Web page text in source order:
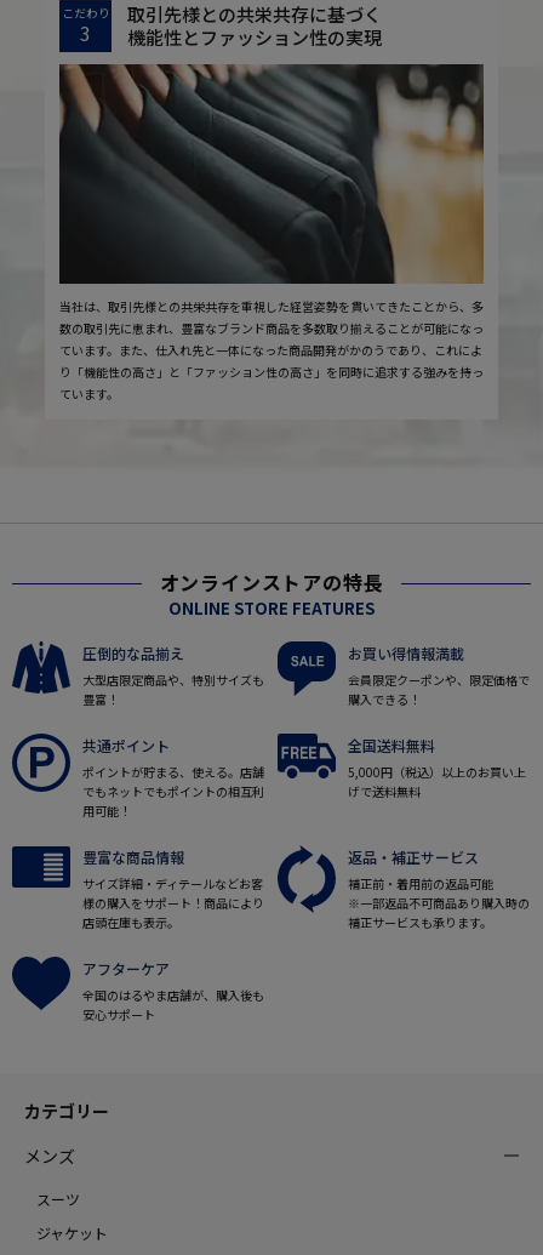
こだわり
3
取引先様との共栄共存に基づく
機能性とファッション性の実現
当社は、取引先様との共栄共存を重視した経営姿勢を貫いてきたことから、多
数の取引先に恵まれ、豊富なブランド商品を多数取り揃えることが可能になっ
ています。また、仕入れ先と一体になった商品開発がかのうであり、これによ
り「機能性の高さ」と「ファッション性の高さ」を同時に追求する強みを持っ
ています。
オンラインストアの特長
ONLINE STORE FEATURES
圧倒的な品揃え
大型店限定商品や、特別サイズも
豊富！
お買い得情報満載
会員限定クーポンや、限定価格で
購入できる！
共通ポイント
ポイントが貯まる、使える。店舗
でもネットでもポイントの相互利
用可能！
全国送料無料
5,000円（税込）以上のお買い上
げで送料無料
豊富な商品情報
サイズ詳細・ディテールなどお客
様の購入をサポート！商品により
店頭在庫も表示。
返品・補正サービス
補正前・着用前の返品可能
※一部返品不可商品あり購入時の
補正サービスも承ります。
アフターケア
全国のはるやま店舗が、購入後も
安心サポート
カテゴリー
メンズ
スーツ
ジャケット